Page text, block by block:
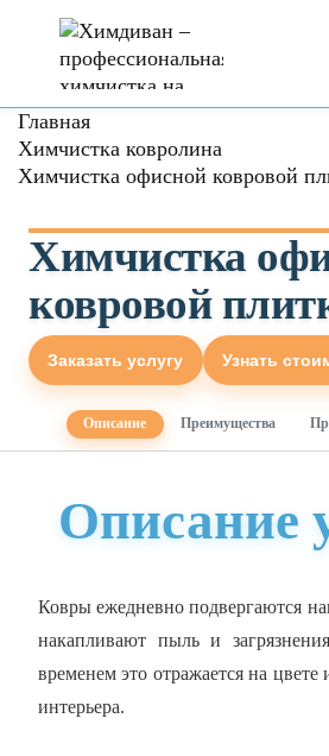
Главная
Химчистка ковролина
Химчистка офисной ковровой
Химчистка
ковровой
Заказать услугу Узнать
Описание Преимущества
Описание
Ковры ежедневно подвергаются
накапливают пыль и
временем это отражается на
интерьера.